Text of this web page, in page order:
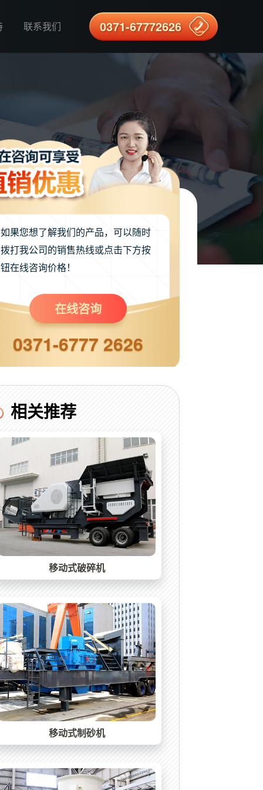
联系我们 0371-67772626
如果您想了解我们的产品，可以随时
拨打我公司的销售热线或点击下方按
钮在线咨询价格！
在线咨询
0371-6777 2626
相关推荐
移动式破碎机
移动式制砂机